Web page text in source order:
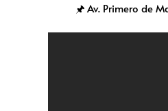
🖈 Av. Primero de